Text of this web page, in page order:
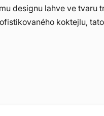
designu lahve ve tvaru
koktejlu,